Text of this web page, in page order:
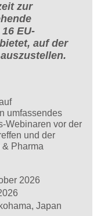
zur
EU-
auf der
umfassendes
Webinaren vor der
und der
& Pharma
2026
Japan